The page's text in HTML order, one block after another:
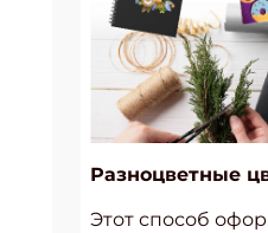
Разноцветные
Этот способ